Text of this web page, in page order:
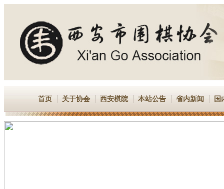
首页 关于协会 西安棋院 本站公告 省内新闻 国